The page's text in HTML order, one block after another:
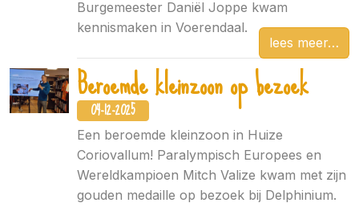
Burgemeester Daniël Joppe kwam
kennismaken in Voerendaal.
lees meer
Beroemde kleinzoon op bezoek
04-12-2025
Een beroemde kleinzoon in Huize
Coriovallum! Paralympisch Europees en
Wereldkampioen Mitch Valize kwam met zijn
gouden medaille op bezoek bij Delphinium.